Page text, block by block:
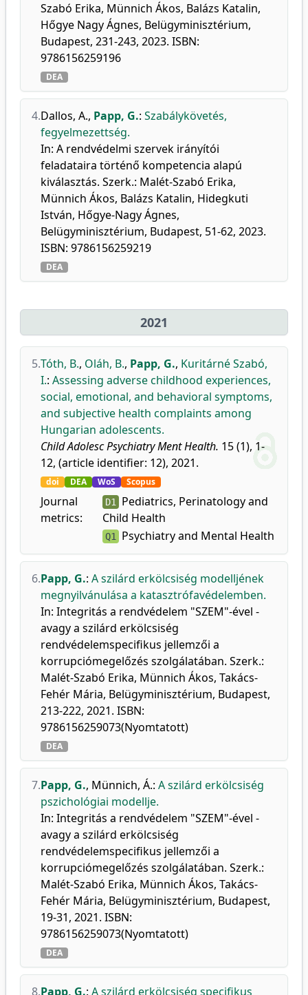
Szabó Erika, Münnich Ákos, Balázs Katalin,
Hőgye Nagy Ágnes, Belügyminisztérium,
Budapest, 231-243, 2023. ISBN:
9786156259196
DEA
4.Dallos, A., Papp, G.: Szabálykövetés,
fegyelmezettség.
In: A rendvédelmi szervek irányítói
feladataira történő kompetencia alapú
kiválasztás. Szerk.: Malét-Szabó Erika,
Münnich Ákos, Balázs Katalin, Hidegkuti
István, Hőgye-Nagy Ágnes,
Belügyminisztérium, Budapest, 51-62, 2023.
ISBN: 9786156259219
DEA
2021
5.Tóth, B., Oláh, B., Papp, G., Kuritárné Szabó,
I.: Assessing adverse childhood experiences,
social, emotional, and behavioral symptoms,
and subjective health complaints among
Hungarian adolescents.
Child Adolesc Psychiatry Ment Health. 15 (1), 1-
12, (article identifier: 12), 2021.
doi DEA WoS Scopus
Journal
metrics:
D1 Pediatrics, Perinatology and
Child Health
Q1 Psychiatry and Mental Health
6.Papp, G.: A szilárd erkölcsiség modelljének
megnyilvánulása a katasztrófavédelemben.
In: Integritás a rendvédelem "SZEM"-ével -
avagy a szilárd erkölcsiség
rendvédelemspecifikus jellemzői a
korrupciómegelőzés szolgálatában. Szerk.:
Malét-Szabó Erika, Münnich Ákos, Takács-
Fehér Mária, Belügyminisztérium, Budapest,
213-222, 2021. ISBN:
9786156259073(Nyomtatott)
DEA
7.Papp, G., Münnich, Á.: A szilárd erkölcsiség
pszichológiai modellje.
In: Integritás a rendvédelem "SZEM"-ével -
avagy a szilárd erkölcsiség
rendvédelemspecifikus jellemzői a
korrupciómegelőzés szolgálatában. Szerk.:
Malét-Szabó Erika, Münnich Ákos, Takács-
Fehér Mária, Belügyminisztérium, Budapest,
19-31, 2021. ISBN:
9786156259073(Nyomtatott)
DEA
8.Papp, G.: A szilárd erkölcsiség specifikus